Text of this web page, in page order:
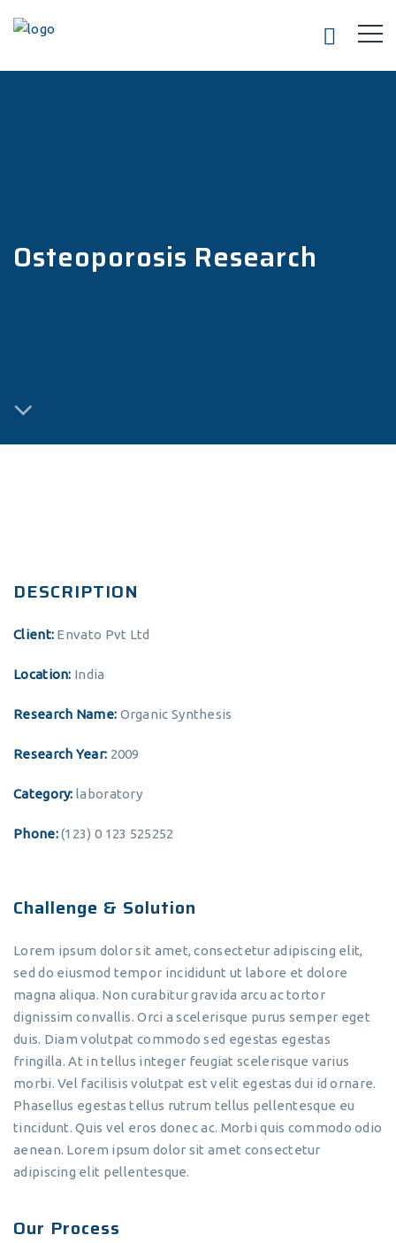
Osteoporosis Research
DESCRIPTION
Client: Envato Pvt Ltd
Location: India
Research Name: Organic Synthesis
Research Year: 2009
Category: laboratory
Phone:(123) 0 123 525252
Challenge & Solution
Lorem ipsum dolor sit amet, consectetur adipiscing elit,
sed do eiusmod tempor incididunt ut labore et dolore
magna aliqua. Non curabitur gravida arcu ac tortor
dignissim convallis. Orci a scelerisque purus semper eget
duis. Diam volutpat commodo sed egestas egestas
fringilla. At in tellus integer feugiat scelerisque varius
morbi. Vel facilisis volutpat est velit egestas dui id ornare.
Phasellus egestas tellus rutrum tellus pellentesque eu
tincidunt. Quis vel eros donec ac. Morbi quis commodo odio
aenean. Lorem ipsum dolor sit amet consectetur
adipiscing elit pellentesque.
Our Process